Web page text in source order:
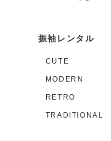
振袖レンタル
CUTE
MODERN
RETRO
TRADITIONAL